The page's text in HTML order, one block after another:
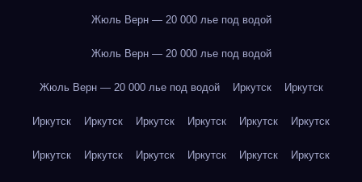
Жюль Верн — 20 000 лье под водой
Жюль Верн — 20 000 лье под водой
Жюль Верн — 20 000 лье под водой Иркутск Иркутск
Иркутск Иркутск Иркутск Иркутск Иркутск Иркутск
Иркутск Иркутск Иркутск Иркутск Иркутск Иркутск